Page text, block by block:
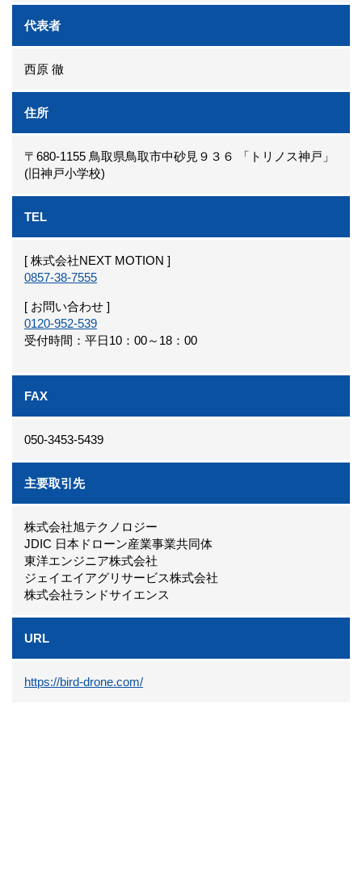
代表者
西原 徹
住所
〒680-1155 鳥取県鳥取市中砂見９３６ 「トリノス神戸」
(旧神戸小学校)
TEL
[ 株式会社NEXT MOTION ]
0857-38-7555
[ お問い合わせ ]
0120-952-539
受付時間：平日10：00～18：00
FAX
050-3453-5439
主要取引先
株式会社旭テクノロジー
JDIC 日本ドローン産業事業共同体
東洋エンジニア株式会社
ジェイエイアグリサービス株式会社
株式会社ランドサイエンス
URL
https://bird-drone.com/